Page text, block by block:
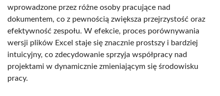
wprowadzone przez różne osoby pracujące nad
dokumentem, co z pewnością zwiększa przejrzystość oraz
efektywność zespołu. W efekcie, proces porównywania
wersji plików Excel staje się znacznie prostszy i bardziej
intuicyjny, co zdecydowanie sprzyja współpracy nad
projektami w dynamicznie zmieniającym się środowisku
pracy.